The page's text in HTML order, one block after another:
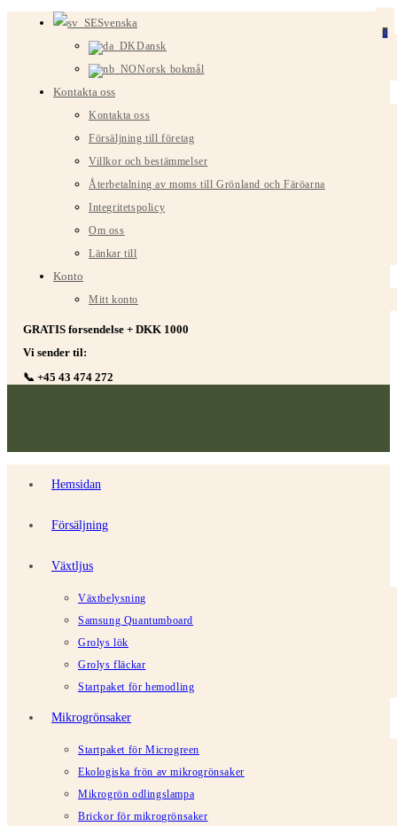
Svenska
Dansk
Norsk bokmål
Kontakta oss
Kontakta oss
Försäljning till företag
Villkor och bestämmelser
Återbetalning av moms till Grönland och Färöarna
Integritetspolicy
Om oss
Länkar till
Konto
Mitt konto
GRATIS forsendelse + DKK 1000
Vi sender til:
📞 +45 43 474 272
Hemsidan
Försäljning
Växtljus
Växtbelysning
Samsung Quantumboard
Grolys lök
Grolys fläckar
Startpaket för hemodling
Mikrogrönsaker
Startpaket för Microgreen
Ekologiska frön av mikrogrönsaker
Mikrogrön odlingslampa
Brickor för mikrogrönsaker
0